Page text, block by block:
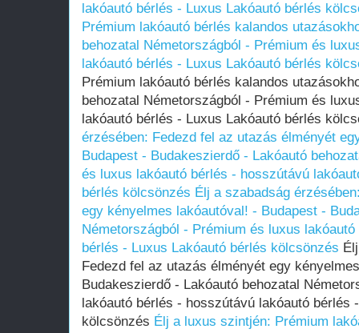
lakóautó bérlés - Luxus Lakóautó bérlés
Prémium lakóautó bérlés kalandos
behozatal Németországból - Prémium és
lakóautó bérlés - Luxus Lakóautó bérlés
Prémium lakóautó bérlés kalandos
behozatal Németországból - Prémium és
lakóautó bérlés - Luxus Lakóautó bérlés
érzésében: Fedezd fel az utazás élményét
Budapest - Budakeszierdő - Lakóautó
és luxus lakóautó bérlés - hosszútávú
bérlés kölcsönzés Élj a szabadság
egy kényelmes lakóautóval! - Budapest -
Németországból - Prémium és luxus
bérlés - Luxus Lakóautó bérlés kölcsönzés
Fedezd fel az utazás élményét egy
Budakeszierdő - Lakóautó behozatal
lakóautó bérlés - hosszútávú lakóautó bérlés
kölcsönzés Élj a luxus szintjén: Prémium